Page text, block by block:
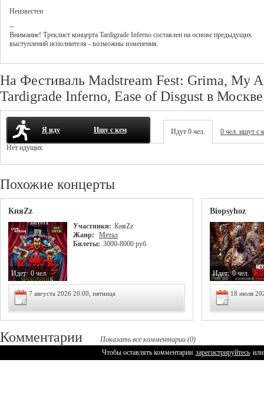
Неизвестен
--
Внимание! Треклист концерта Tardigrade Inferno составлен на основе предыдущих
выступлений исполнителя - возможны изменения.
На Фестиваль Madstream Fest: Grima, My
Tardigrade Inferno, Ease of Disgust в
Я иду Ищу с кем Идут 0 чел.
0 чел. ищут с
Нет идущих
Похожие концерты
КняZz
Участники: КняZz
Жанр:
Метал
Билеты: 3000-8000 руб.
Идет: 0 чел.
7 августа 2026 20:00, пятница
Biopsyhoz
Идет: 0 чел.
18 июля
Комментарии
Показать все комментарии (0)
Чтобы оставлять комментарии зарегистрируйтесь или